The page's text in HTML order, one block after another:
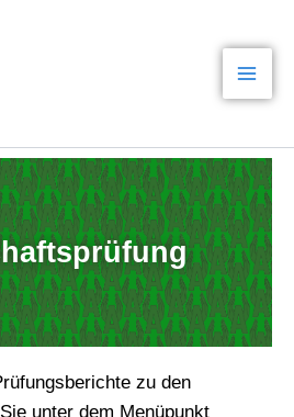
zu den
unter dem Menüpunkt